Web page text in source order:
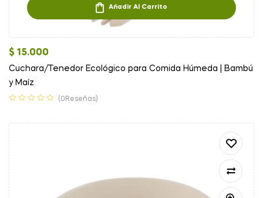
Añadir Al Carrito
$ 15.000
Cuchara/Tenedor Ecológico para Comida Húmeda | Bambú
y Maíz
(0Reseñas)